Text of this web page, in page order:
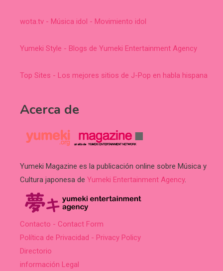
wota.tv - Música idol - Movimiento idol
Yumeki Style - Blogs de Yumeki Entertainment Agency
Top Sites - Los mejores sitios de J-Pop en habla hispana
Acerca de
Yumeki Magazine es la publicación online sobre Música y
Cultura japonesa de Yumeki Entertainment Agency.
Contacto - Contact Form
Política de Privacidad - Privacy Policy
Directorio
información Legal